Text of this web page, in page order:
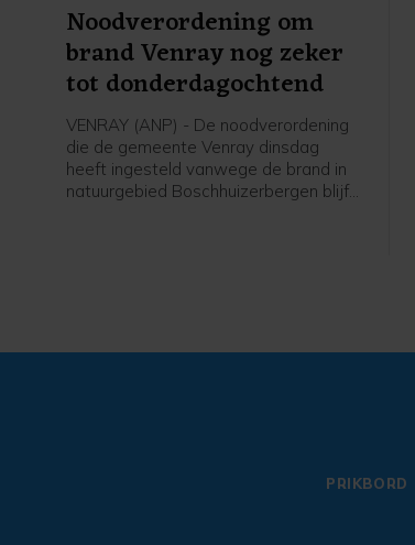
Noodverordening om
brand Venray nog zeker
tot donderdagochtend
VENRAY (ANP) - De noodverordening
die de gemeente Venray dinsdag
heeft ingesteld vanwege de brand in
natuurgebied Boschhuizerbergen blijft
PRIKBORD